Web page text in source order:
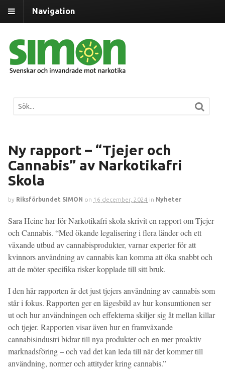
Navigation
Ny rapport – “Tjejer och
Cannabis” av Narkotikafri
Skola
by Riksförbundet SIMON on 16 december, 2024 in Nyheter
Sara Heine har för Narkotikafri skola skrivit en rapport om Tjejer
och Cannabis. “Med ökande legalisering i flera länder och ett
växande utbud av cannabisprodukter, varnar experter för att
kvinnors användning av cannabis kan komma att öka snabbt och
att de möter specifika risker kopplade till sitt bruk.
I den här rapporten är det just tjejers användning av cannabis som
står i fokus. Rapporten ger en lägesbild av hur konsumtionen ser
ut och hur användningen och effekterna skiljer sig åt mellan killar
och tjejer. Rapporten visar även hur en framväxande
cannabisindustri bidrar till nya produkter och en mer proaktiv
marknadsföring – och vad det kan leda till när det kommer till
användning, normer och attityder kring cannabis.”